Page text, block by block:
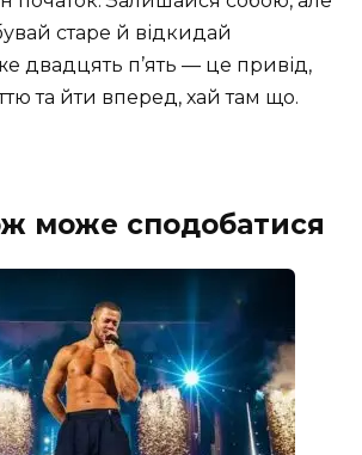
старе й відкидай
двадцять п’ять — це привід,
та йти вперед, хай там що.
може сподобатися